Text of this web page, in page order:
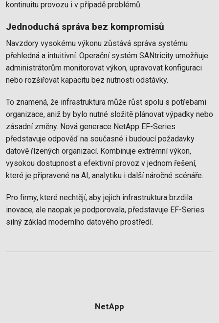
kontinuitu provozu i v případě problémů.
Jednoduchá správa bez kompromisů
Navzdory vysokému výkonu zůstává správa systému
přehledná a intuitivní. Operační systém SANtricity umožňuje
administrátorům monitorovat výkon, upravovat konfiguraci
nebo rozšiřovat kapacitu bez nutnosti odstávky.
To znamená, že infrastruktura může růst spolu s potřebami
organizace, aniž by bylo nutné složitě plánovat výpadky nebo
zásadní změny. Nová generace NetApp EF-Series
představuje odpověď na současné i budoucí požadavky
datově řízených organizací. Kombinuje extrémní výkon,
vysokou dostupnost a efektivní provoz v jednom řešení,
které je připravené na AI, analytiku i další náročné scénáře.
Pro firmy, které nechtějí, aby jejich infrastruktura brzdila
inovace, ale naopak je podporovala, představuje EF-Series
silný základ moderního datového prostředí.
NetApp